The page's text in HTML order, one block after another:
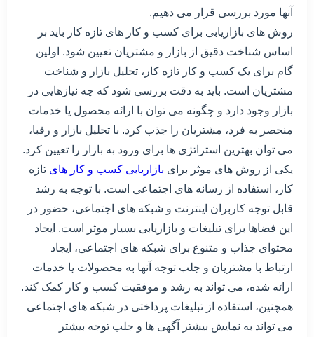
آنها مورد بررسی قرار می دهیم.
روش های بازاریابی برای کسب و کار های تازه کار باید بر
اساس شناخت دقیق از بازار و مشتریان تعیین شود. اولین
گام برای یک کسب و کار تازه کار، تحلیل بازار و شناخت
مشتریان است. باید به دقت بررسی شود که چه نیازهایی در
بازار وجود دارد و چگونه می توان با ارائه محصول یا خدمات
منحصر به فرد، مشتریان را جذب کرد. با تحلیل بازار و رقبا،
می توان بهترین استراتژی ها برای ورود به بازار را تعیین کرد.
یکی از روش های موثر برای بازاریابی کسب و کار های تازه
کار، استفاده از رسانه های اجتماعی است. با توجه به رشد
قابل توجه کاربران اینترنت و شبکه های اجتماعی، حضور در
این فضاها برای تبلیغات و بازاریابی بسیار موثر است. ایجاد
محتوای جذاب و متنوع برای شبکه های اجتماعی، ایجاد
ارتباط با مشتریان و جلب توجه آنها به محصولات یا خدمات
ارائه شده، می تواند به رشد و موفقیت کسب و کار کمک کند.
همچنین، استفاده از تبلیغات پرداختی در شبکه های اجتماعی
می تواند به نمایش بیشتر آگهی ها و جلب توجه بیشتر